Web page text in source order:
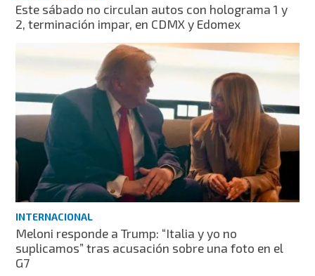
Este sábado no circulan autos con holograma 1 y
2, terminación impar, en CDMX y Edomex
INTERNACIONAL
Meloni responde a Trump: “Italia y yo no
suplicamos” tras acusación sobre una foto en el
G7